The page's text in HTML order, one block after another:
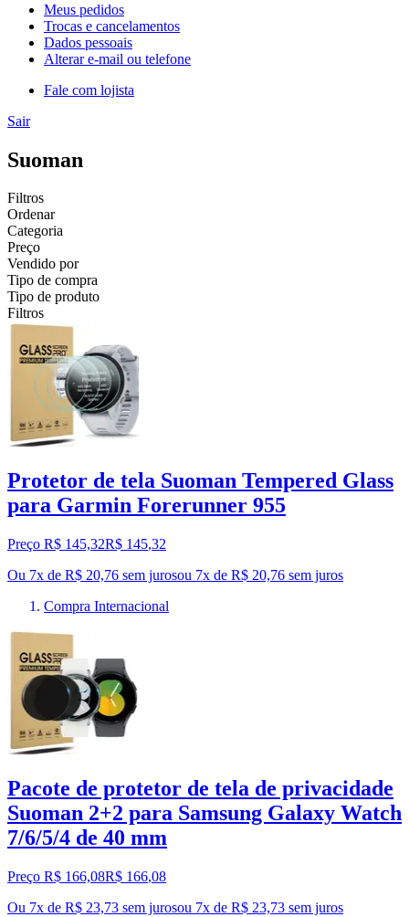
Meus pedidos
Trocas e cancelamentos
Dados pessoais
Alterar e-mail ou telefone
Fale com lojista
Sair
Suoman
Filtros
Ordenar
Categoria
Preço
Vendido por
Tipo de compra
Tipo de produto
Filtros
Protetor de tela Suoman Tempered Glass
para Garmin Forerunner 955
Preço R$ 145,32R$ 145,32
Ou 7x de R$ 20,76 sem jurosou 7x de R$ 20,76 sem juros
Compra Internacional
Pacote de protetor de tela de privacidade
Suoman 2+2 para Samsung Galaxy Watch
7/6/5/4 de 40 mm
Preço R$ 166,08R$ 166,08
Ou 7x de R$ 23,73 sem jurosou 7x de R$ 23,73 sem juros